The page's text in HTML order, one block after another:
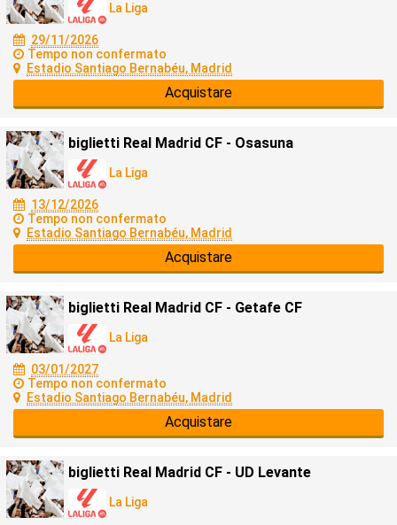
La Liga
29/11/2026
Tempo non confermato
Estadio Santiago Bernabéu, Madrid
Acquistare
biglietti Real Madrid CF - Osasuna
La Liga
13/12/2026
Tempo non confermato
Estadio Santiago Bernabéu, Madrid
Acquistare
biglietti Real Madrid CF - Getafe CF
La Liga
03/01/2027
Tempo non confermato
Estadio Santiago Bernabéu, Madrid
Acquistare
biglietti Real Madrid CF - UD Levante
La Liga